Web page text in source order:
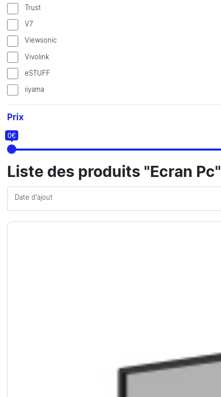
Trust
V7
Viewsonic
Vivolink
eSTUFF
iiyama
Prix
0€
Liste des produits "Ecran Pc"
Date d'ajout